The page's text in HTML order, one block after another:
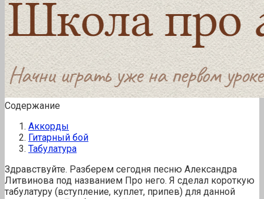
Содержание
Аккорды
Гитарный бой
Табулатура
Здравствуйте. Разберем сегодня песню Александра
Литвинова под названием Про него. Я сделал короткую
табулатуру (вступление, куплет, припев) для данной